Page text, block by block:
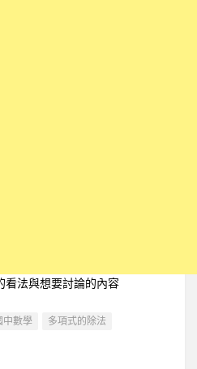
看法與想要討論的內容
中數學 多項式的除法